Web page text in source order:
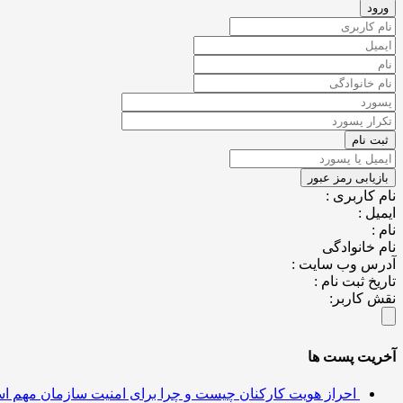
نام کاربری :
ایمیل :
نام :
نام خانوادگی
آدرس وب سایت :
تاریخ ثبت نام :
نقش کاربر:
آخریت پست ها
احراز هویت کارکنان چیست و چرا برای امنیت سازمان مهم